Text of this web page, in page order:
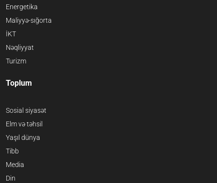
Energetika
Maliyyə-sığorta
İKT
Nəqliyyat
Turizm
Toplum
Sosial siyasət
Elm və təhsil
Yaşıl dünya
Tibb
Media
Din